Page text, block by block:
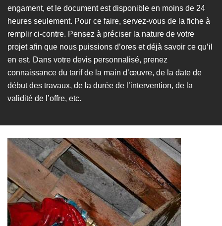
engament, et le document est disponible en moins de 24
heures seulement. Pour ce faire, servez-vous de la fiche à
remplir ci-contre. Pensez à préciser la nature de votre
projet afin que nous puissions d’ores et déjà savoir ce qu’il
en est. Dans votre devis personnalisé, prenez
connaissance du tarif de la main d’œuvre, de la date de
début des travaux, de la durée de l’intervention, de la
validité de l’offre, etc.